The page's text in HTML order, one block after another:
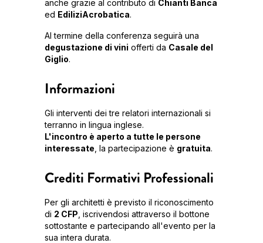
anche grazie al contributo di Chianti Banca
ed EdiliziAcrobatica.
Al termine della conferenza seguirà una
degustazione di vini offerti da Casale del
Giglio.
Informazioni
Gli interventi dei tre relatori internazionali si
terranno in lingua inglese.
L'incontro è aperto a tutte le persone
interessate , la partecipazione è gratuita.
Crediti Formativi Professionali
Per gli architetti è previsto il riconoscimento
di 2 CFP , iscrivendosi attraverso il bottone
sottostante e partecipando all'evento per la
sua intera durata.